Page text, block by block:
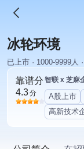
冰轮环境
已上市 · 1000-9999人
靠谱分
4.3分
智联 x 芝麻
A股上市
高新技术